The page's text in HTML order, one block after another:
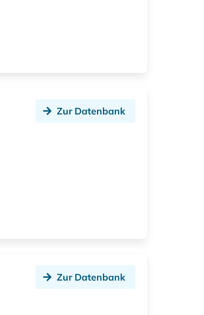
Zur Datenbank
Zur Datenbank